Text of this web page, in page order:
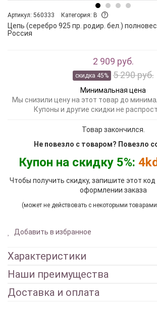
Артикул: 560333 Категория: B
Цепь (серебро 925 пр. родир. бел.)
Россия
2 909 руб.
скидка 45% 5 290 руб.
Минимальная цена
Мы снизили цену на этот товар до
Купоны и другие скидки не
Товар закончился.
Не повезло с товаром? Повезло
Купон на скидку 5%:
Чтобы получить скидку, запишите этот код
оформлении заказа
(может не действовать с некоторыми
Добавить в избранное
Характеристики
Наши преимущества
Доставка и оплата